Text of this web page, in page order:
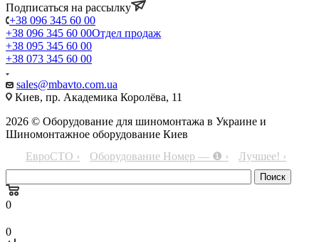
Подписаться на рассылку
+38 096 345 60 00
+38 096 345 60 00Отдел продаж
+38 095 345 60 00
+38 073 345 60 00
sales@mbavto.com.ua
Киев, пр. Академика Королёва, 11
2026 © Оборудование для шиномонтажа в Украине и
Шиномонтажное оборудование Киев
ЕвроСТО ›
Оборудование Номер — ❶ › Лучшее! ›
0
0